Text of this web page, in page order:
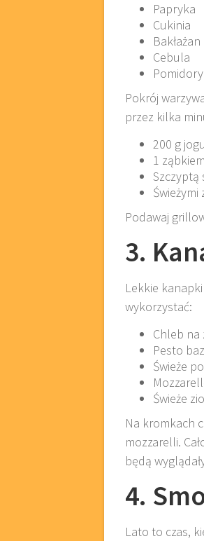
Papryka
Cukinia
Bakłażan
Cebula
Pomidory
Pokrój
przez kilka
200 g
1
Szczyptą
Podawaj
3.
Lekkie
wykorzystać:
Chleb na
Pesto
Świeże
Świeże
Na kromkach
mozzarelli.
będą
4.
Lato to czas,